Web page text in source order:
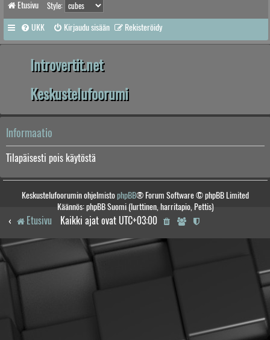
Etusivu Style:
UKK Kirjaudu sisään Rekisteröidy
Introvertit.net
Keskustelufoorumi
Informaatio
Tilapäisesti pois käytöstä
Keskustelufoorumin ohjelmistophpBB® Forum Software © phpBB Limited
Käännös: phpBB Suomi (lurttinen, harritapio, Pettis)
Etusivu Kaikki ajat ovat UTC+03:00